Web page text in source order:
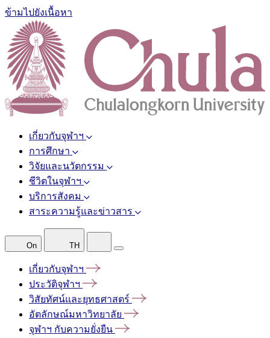
ข้ามไปยังเนื้อหา
เกี่ยวกับจุฬาฯ
การศึกษา
วิจัยและนวัตกรรม
ชีวิตในจุฬาฯ
บริการสังคม
สาระความรู้และข่าวสาร
On TH
เกี่ยวกับจุฬาฯ
ประวัติจุฬาฯ
วิสัยทัศน์และยุทธศาสตร์
อัตลักษณ์มหาวิทยาลัย
จุฬาฯ กับความยั่งยืน